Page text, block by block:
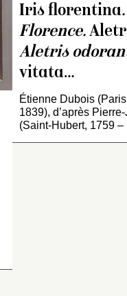
Iris florentina
Florence.
Aletris
vitata…
Étienne Dubois
1839), d’après
(Saint-Hubert, 1759 –